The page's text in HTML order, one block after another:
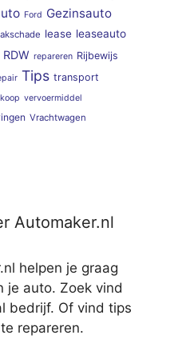
Ford Gezinsauto
lease leaseauto
RDW repareren Rijbewijs
Tips transport
vervoermiddel
Vrachtwagen
Automaker.nl
helpen je graag
je auto. Zoek vind
bedrijf. Of vind tips
repareren.